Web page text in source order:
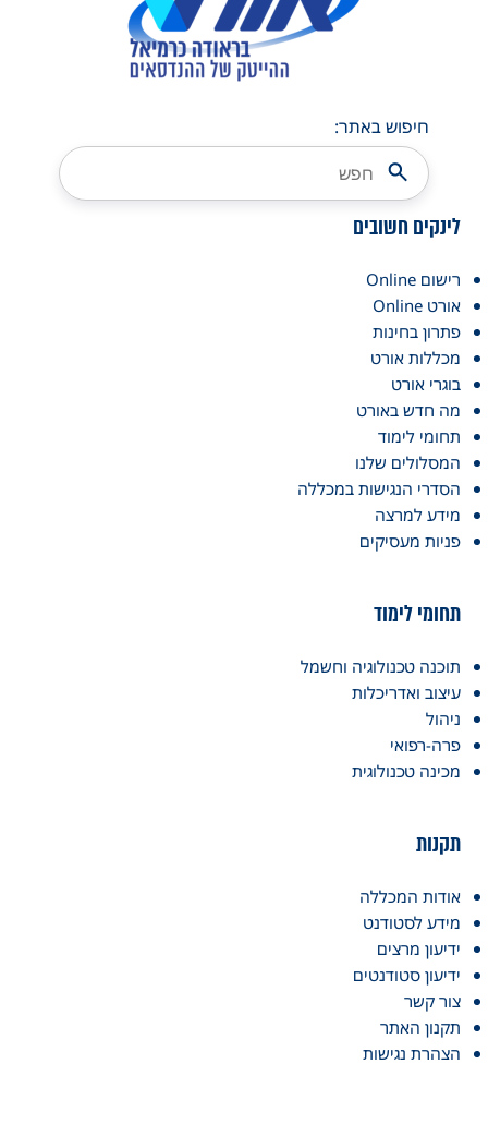
חיפוש באתר:
לינקים חשובים
רישום Online
אורט Online
פתרון בחינות
מכללות אורט
בוגרי אורט
מה חדש באורט
תחומי לימוד
המסלולים שלנו
הסדרי הנגישות במכללה
מידע למרצה
פניות מעסיקים
תחומי לימוד
תוכנה טכנולוגיה וחשמל
עיצוב ואדריכלות
ניהול
פרה-רפואי
מכינה טכנולוגית
תקנות
אודות המכללה
מידע לסטודנט
ידיעון מרצים
ידיעון סטודנטים
צור קשר
תקנון האתר
הצהרת נגישות